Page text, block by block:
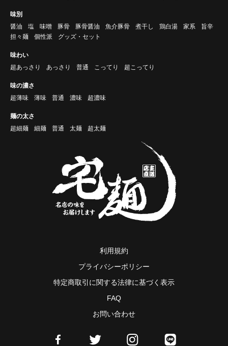
味別
醤油
塩 味噌 豚骨 豚骨醤油 魚介豚骨 煮干し 鶏白湯 家系
旨辛
担々麺
個性派 グッズ・セット
味わい
超あっさり
あっさり 普通 こってり 超こってり
味の濃さ
超薄味
薄味 普通 濃味 超濃味
麺の太さ
超細麺
細麺 普通 太麺 超太麺
利用規約
プライバシーポリシー
特定商取引に関する法律に基づく表示
FAQ
お問い合わせ